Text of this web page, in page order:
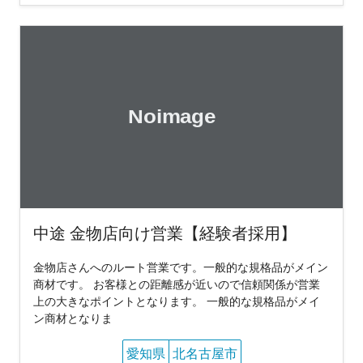
中途 金物店向け営業【経験者採用】
金物店さんへのルート営業です。一般的な規格品がメイン
商材です。 お客様との距離感が近いので信頼関係が営業
上の大きなポイントとなります。 一般的な規格品がメイ
ン商材となりま
愛知県 北名古屋市